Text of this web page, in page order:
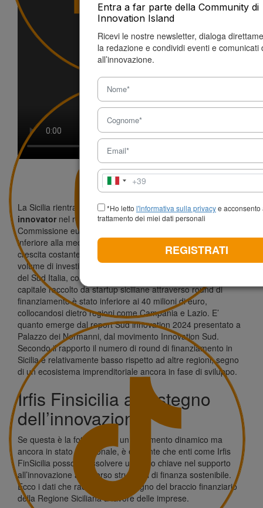
La Sicilia rientra tra le regioni classificate come emerging
innovator nel regional innovation scoreboard 2023 della
Commissione europea, ovvero con un livello di innovazione
inferiore alla media europea. Nonostante questo c’è una
crescita costante nel numero di startup innovative, ma il
volume di investimenti resta inferiore rispetto ad altre regioni
del Sud Italia, come la Campania e la Puglia. Il totale del
capitale raccolto da startup siciliane attraverso round di
finanziamento è stato inferiore ai 40 milioni di euro,
collocandosi dietro regioni come Campania e Lazio. E’
quanto emerge dal reportSud innovation 2024 presentato a
Palazzo dei Normanni, dal movimento Innovation Sud.
Secondo il rapporto il numero di round di finanziamento in
Sicilia è relativamente basso rispetto ad altre regioni, segno
di un ecosistema imprenditoriale ancora in fase di sviluppo.
Irfis Finsicilia a sostegno
dell’innovazione
Se questa è la fotografia di un movimento dinamico ma
ancora in stato embrionale, è evidente che enti come Irfis
FinSicilia possono assolvere un ruolo chiave nel supporto
all’innovazione attraverso strumenti di finanza sostenibile.
Ecco i dati che raccontano l’impegno del braccio finanziario
della Regione Siciliana a favore delle imprese.
Entra a far parte della Community di
Innovation Island
Ricevi le nostre newsletter, dialoga
la redazione e condividi eventi e comunicati
all’innovazione.
Italia
+39
+39
*Ho letto l'informativa sulla privacye acconsento
trattamento dei miei dati personali
REGISTRATI